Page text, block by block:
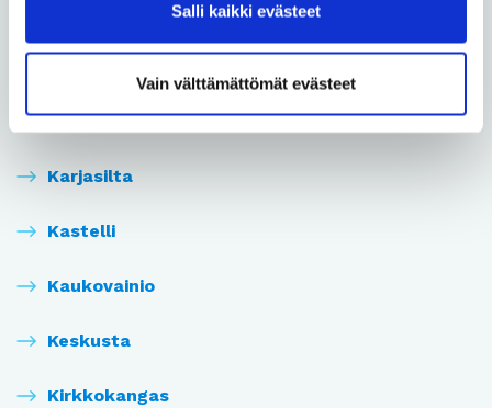
Salli kaikki evästeet
Vain välttämättömät evästeet
Kaijonranta
Karjasilta
Kastelli
Kaukovainio
Keskusta
Kirkkokangas